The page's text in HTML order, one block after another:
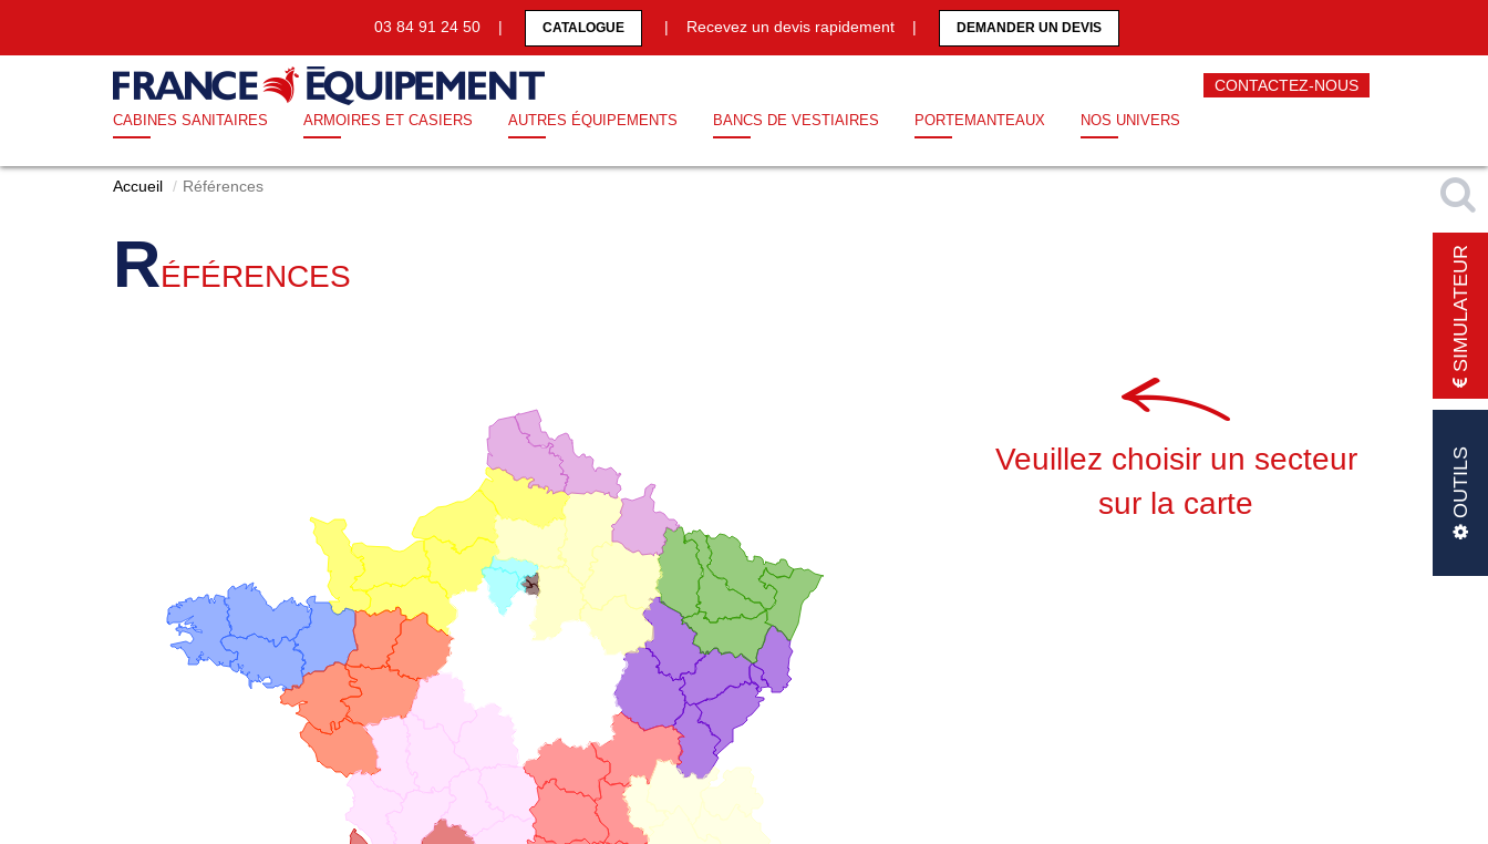
03 84 91 24 50 | CATALOGUE | Recevez un devis rapidement | DEMANDER UN DEVIS
CONTACTEZ-NOUS
CABINES SANITAIRES ARMOIRES ET CASIERS AUTRES ÉQUIPEMENTS BANCS DE VESTIAIRES PORTEMANTEAUX NOS UNIVERS
Accueil Références
RÉFÉRENCES
Veuillez choisir un secteur
sur la carte
SIMULATEUR
OUTILS